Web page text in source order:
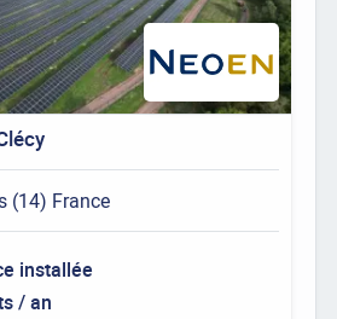
(14) France
installée
/ an